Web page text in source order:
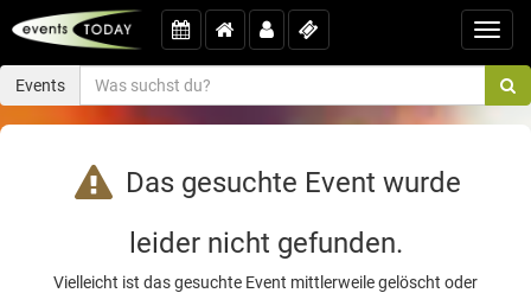
Events
Das gesuchte Event wurde
leider nicht gefunden.
Vielleicht ist das gesuchte Event mittlerweile gelöscht oder